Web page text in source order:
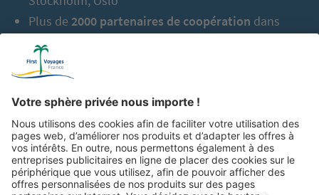
Plus de 2000 partenaires de coopération dans
l’Europe entière
En tout jusqu’à aujourd’hui :
vacanciers